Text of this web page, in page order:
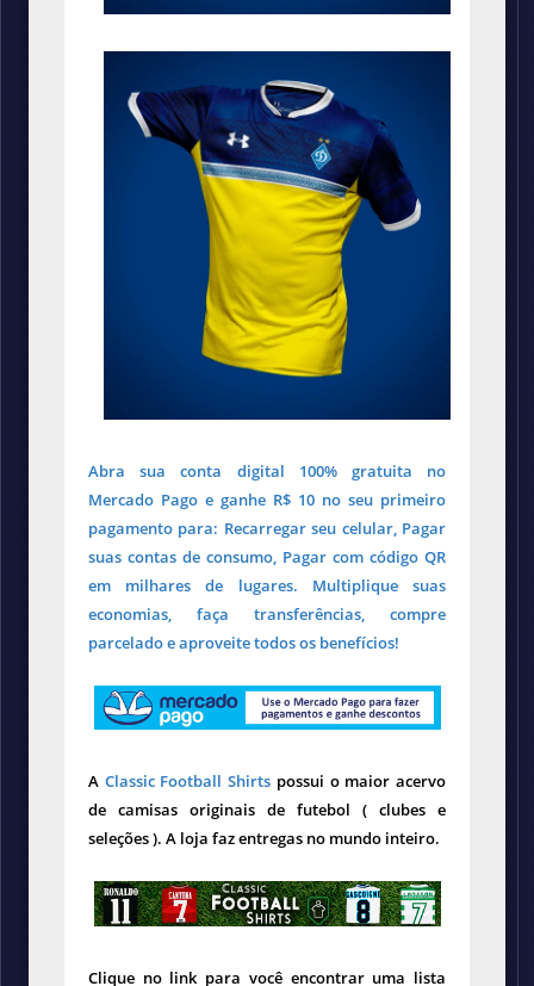
Abra sua conta digital 100% gratuita no
Mercado Pago e ganhe R$ 10 no seu primeiro
pagamento para: Recarregar seu celular, Pagar
suas contas de consumo, Pagar com código QR
em milhares de lugares. Multiplique suas
economias, faça transferências, compre
parcelado e aproveite todos os benefícios!
A Classic Football Shirts possui o maior acervo
de camisas originais de futebol ( clubes e
seleções ). A loja faz entregas no mundo inteiro.
Clique no link para você encontrar uma lista